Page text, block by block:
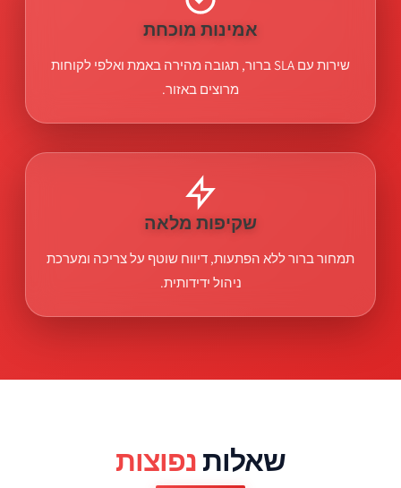
אמינות מוכחת
שירות עם SLA ברור, תגובה מהירה באמת ואלפי לקוחות
מרוצים באזור.
שקיפות מלאה
תמחור ברור ללא הפתעות, דיווח שוטף על צריכה ומערכת
ניהול ידידותית.
שאלותנפוצות